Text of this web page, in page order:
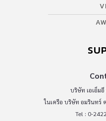
บริษัท เอเอ็ม
ในเครือ บริษัท อมรินทร์
Tel : 0-